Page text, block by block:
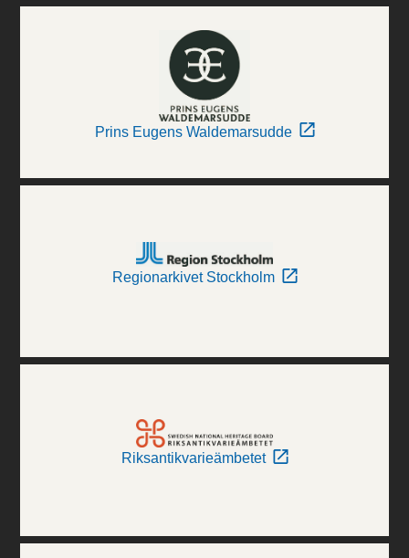
Prins Eugens Waldemarsudde
Regionarkivet Stockholm
Riksantikvarieämbetet